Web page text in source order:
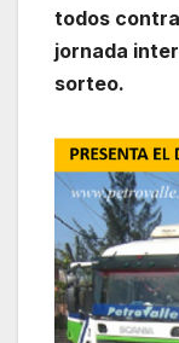
todos
jornada
sorteo.